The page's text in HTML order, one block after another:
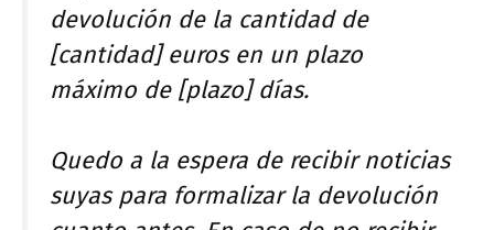
devolución de la cantidad de
[cantidad] euros en un plazo
máximo de [plazo] días.
Quedo a la espera de recibir noticias
suyas para formalizar la devolución